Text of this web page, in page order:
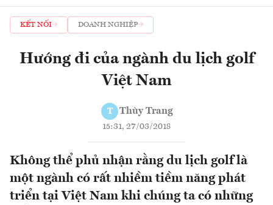
KẾT NỐI DOANH NGHIỆP
Hướng đi của ngành du lịch golf
Việt Nam
T Thùy Trang
15:31, 27/03/2018
Không thể phủ nhận rằng du lịch golf là
một ngành có rất nhiềm tiềm năng phát
triển tại Việt Nam khi chúng ta có những